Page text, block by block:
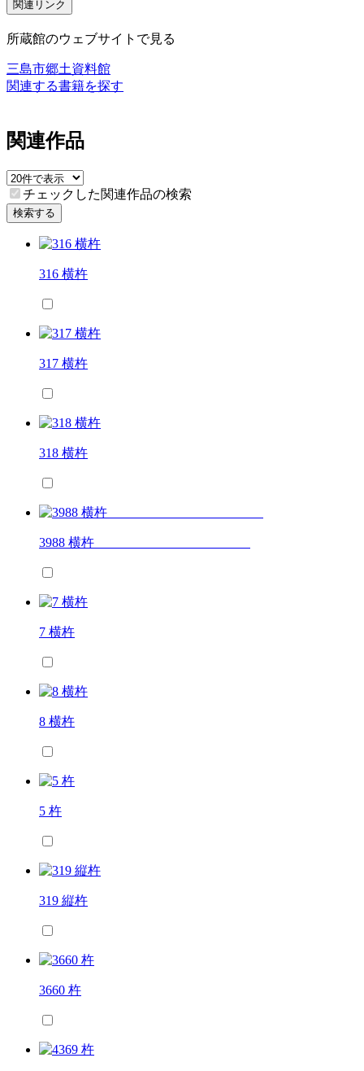
関連リンク
所蔵館のウェブサイトで見る
三島市郷土資料館
関連する書籍を探す
関連作品
チェックした関連作品の検索
検索する
316 横杵
317 横杵
318 横杵
3988 横杵
7 横杵
8 横杵
5 杵
319 縦杵
3660 杵